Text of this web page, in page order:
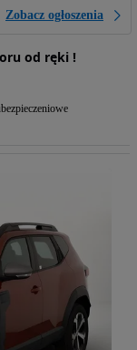
Zobacz ogłoszenia
od ręki !